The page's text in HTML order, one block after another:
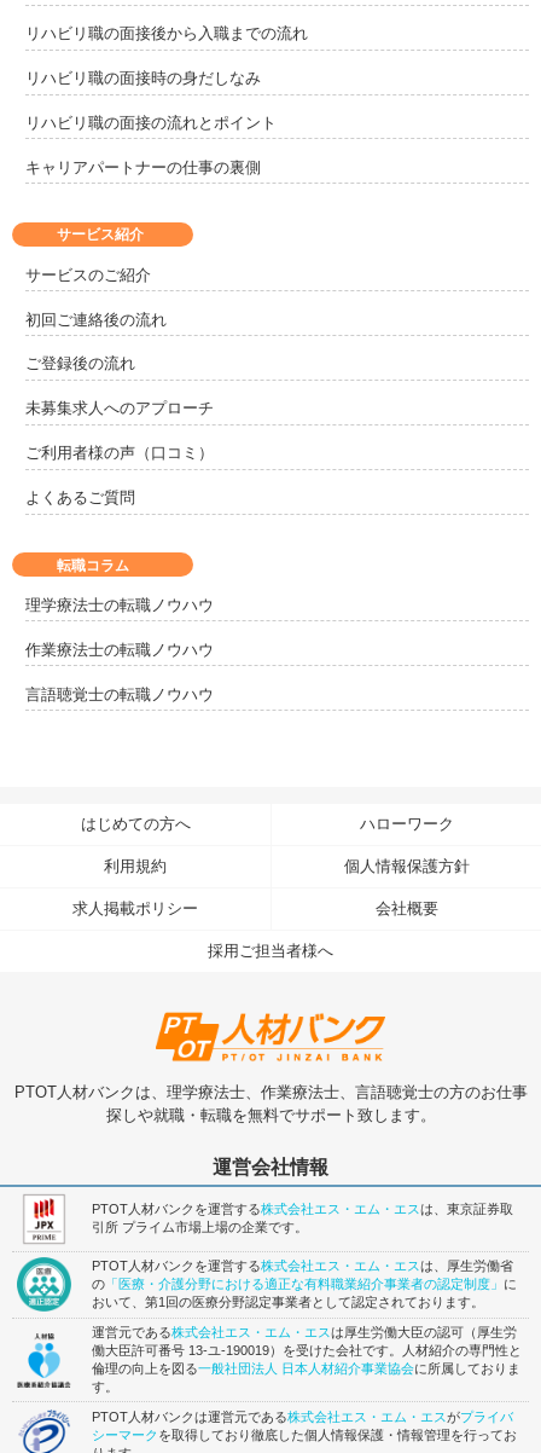
サービス紹介
サービスのご紹介
初回ご連絡後の流れ
ご登録後の流れ
未募集求人へのアプローチ
ご利用者様の声（口コミ）
よくあるご質問
リハビリ職の面接後から入職までの流れ
リハビリ職の面接時の身だしなみ
リハビリ職の面接の流れとポイント
キャリアパートナーの仕事の裏側
転職コラム
理学療法士の転職ノウハウ
作業療法士の転職ノウハウ
言語聴覚士の転職ノウハウ
はじめての方へ ハローワーク
利用規約 個人情報保護方針
求人掲載ポリシー 会社概要
採用ご担当者様へ
PTOT人材バンクは、理学療法士、作業療法士、言語聴覚士の方のお仕事
探しや就職・転職を無料でサポート致します。
運営会社情報
PTOT人材バンクを運営する株式会社エス・エム・エスは、東京証券取
引所 プライム市場上場の企業です。
PTOT人材バンクを運営する株式会社エス・エム・エスは、厚生労働省
の 「医療・介護分野における適正な有料職業紹介事業者の認定制度」 に
おいて、第1回の医療分野認定事業者として認定されております。
運営元である株式会社エス・エム・エスは厚生労働大臣の認可（厚生労
働大臣許可番号 13-ユ-190019）を受けた会社です。人材紹介の専門性と
倫理の向上を図る一般社団法人 日本人材紹介事業協会に所属しておりま
す。
PTOT人材バンクは運営元である株式会社エス・エム・エスがプライバ
シーマーク を取得しており徹底した個人情報保護・情報管理を行ってお